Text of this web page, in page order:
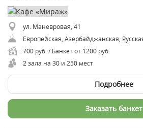
ул. Маневровая, 41
700 руб. / Банкет от 1200 руб.
2 зала на 30 и 250 мест
Подробнее
Заказать банкет